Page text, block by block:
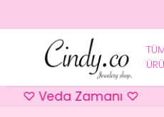
Veda Zamanı ♡